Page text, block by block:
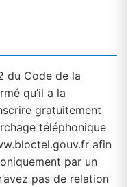
du Code de la
qu’il a la
gratuitement
téléphonique
afin
par un
pas de relation